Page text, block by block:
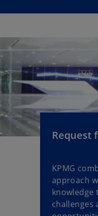
Request
KPMG
approach
knowledge
challenges